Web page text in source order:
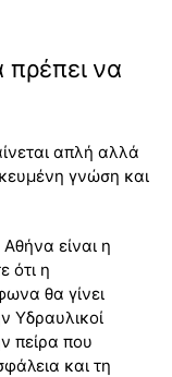
να
απλή αλλά
γνώση και
είναι η
ότι η
θα γίνει
Υδραυλικοί
πείρα που
και τη